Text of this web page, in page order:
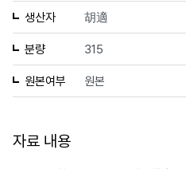
생산자 胡適
분량 315
원본여부 원본
자료 내용